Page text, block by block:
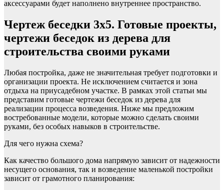
аксессуарами будет наполнено внутреннее пространство.
Чертеж беседки 3х5. Готовые проекты,
чертежи беседок из дерева для
строительства своими руками
Любая постройка, даже не значительная требует подготовки и
организации проекта. Не исключением считается и зона
отдыха на приусадебном участке. В рамках этой статьи мы
представим готовые чертежи беседок из дерева для
реализации процесса возведения. Ниже мы предложим
востребованные модели, которые можно сделать своими
руками, без особых навыков в строительстве.
Для чего нужна схема?
Как качество большого дома напрямую зависит от надежности
несущего основания, так и возведение маленькой постройки
зависит от грамотного планирования: